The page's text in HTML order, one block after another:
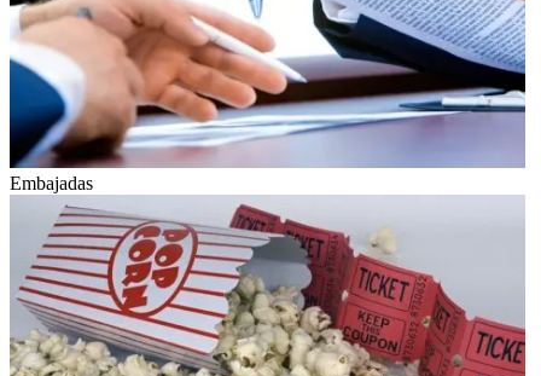
Embajadas